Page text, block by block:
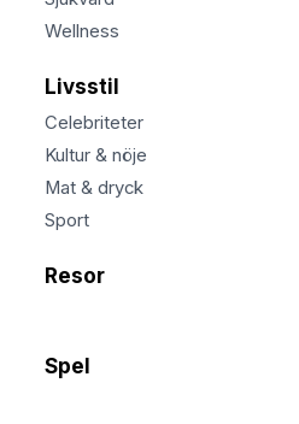
Wellness
Livsstil
Celebriteter
Kultur & nöje
Mat & dryck
Sport
Resor
Spel